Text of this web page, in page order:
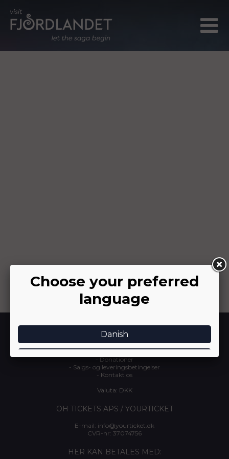
INFORMATION
-Om YourTicket
-Arrangør login
-Donationer
- Salgs- og leveringsbetingelser
- Kontakt os
Valuta: DKK
OH TICKETS APS / YOURTICKET
E-mail: info@yourticket.dk
CVR-nr: 37074756
HER KAN BETALES MED: